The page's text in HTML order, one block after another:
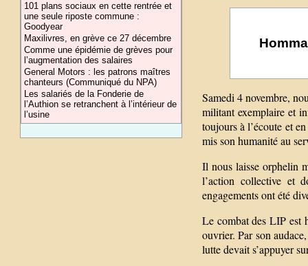
101 plans sociaux en cette rentrée et
une seule riposte commune :
Goodyear
Maxilivres, en grève ce 27 décembre
Comme une épidémie de grèves pour
l’augmentation des salaires
General Motors : les patrons maîtres
chanteurs (Communiqué du NPA)
Les salariés de la Fonderie de
l’Authion se retranchent à l’intérieur de
l’usine
Samedi 4 novembre,
militant exemplaire et
toujours à l’écoute et
mis son humanité au
Il nous laisse orphelin
l’action collective et
engagements ont été
Le combat des LIP est
ouvrier. Par son
lutte devait s’appuyer